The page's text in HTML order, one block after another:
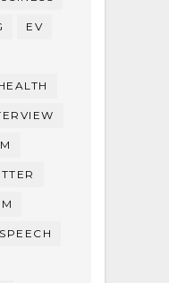
EV
SPEECH